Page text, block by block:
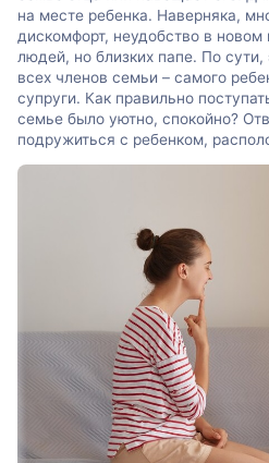
на месте ребенка. Наверняка,
дискомфорт, неудобство в
людей, но близких папе. По
всех членов семьи – самого
супруги. Как правильно
семье было уютно, спокойно?
подружиться с ребенком,